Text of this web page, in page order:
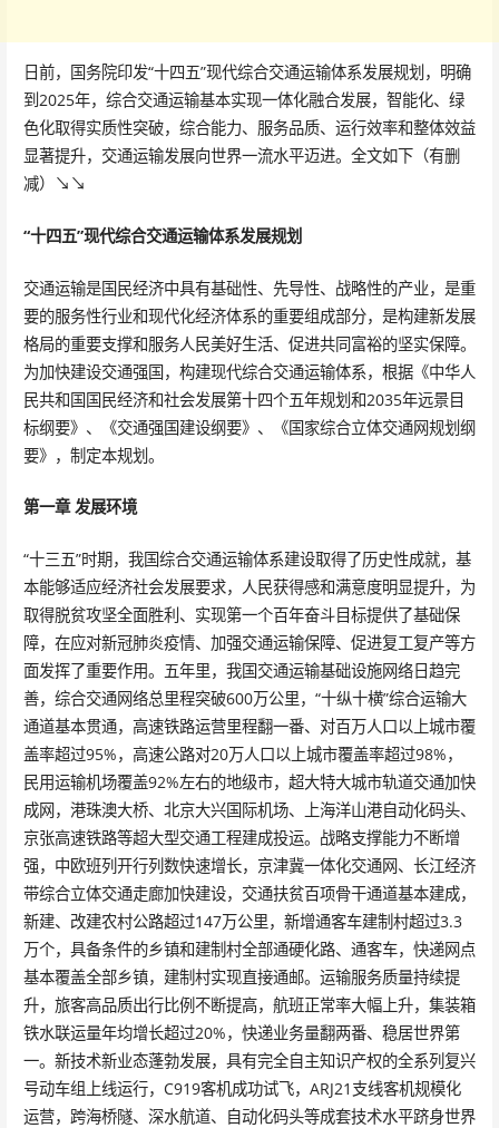
日前，国务院印发“十四五”现代综合交通运输体系发展规划，明确
到2025年，综合交通运输基本实现一体化融合发展，智能化、绿
色化取得实质性突破，综合能力、服务品质、运行效率和整体效益
显著提升，交通运输发展向世界一流水平迈进。全文如下（有删
减）↘️↘️
“十四五”现代综合交通运输体系发展规划
交通运输是国民经济中具有基础性、先导性、战略性的产业，是重
要的服务性行业和现代化经济体系的重要组成部分，是构建新发展
格局的重要支撑和服务人民美好生活、促进共同富裕的坚实保障。
为加快建设交通强国，构建现代综合交通运输体系，根据《中华人
民共和国国民经济和社会发展第十四个五年规划和2035年远景目
标纲要》、《交通强国建设纲要》、《国家综合立体交通网规划纲
要》，制定本规划。
第一章 发展环境
“十三五”时期，我国综合交通运输体系建设取得了历史性成就，基
本能够适应经济社会发展要求，人民获得感和满意度明显提升，为
取得脱贫攻坚全面胜利、实现第一个百年奋斗目标提供了基础保
障，在应对新冠肺炎疫情、加强交通运输保障、促进复工复产等方
面发挥了重要作用。五年里，我国交通运输基础设施网络日趋完
善，综合交通网络总里程突破600万公里，“十纵十横”综合运输大
通道基本贯通，高速铁路运营里程翻一番、对百万人口以上城市覆
盖率超过95%，高速公路对20万人口以上城市覆盖率超过98%，
民用运输机场覆盖92%左右的地级市，超大特大城市轨道交通加快
成网，港珠澳大桥、北京大兴国际机场、上海洋山港自动化码头、
京张高速铁路等超大型交通工程建成投运。战略支撑能力不断增
强，中欧班列开行列数快速增长，京津冀一体化交通网、长江经济
带综合立体交通走廊加快建设，交通扶贫百项骨干通道基本建成，
新建、改建农村公路超过147万公里，新增通客车建制村超过3.3
万个，具备条件的乡镇和建制村全部通硬化路、通客车，快递网点
基本覆盖全部乡镇，建制村实现直接通邮。运输服务质量持续提
升，旅客高品质出行比例不断提高，航班正常率大幅上升，集装箱
铁水联运量年均增长超过20%，快递业务量翻两番、稳居世界第
一。新技术新业态蓬勃发展，具有完全自主知识产权的全系列复兴
号动车组上线运行，C919客机成功试飞，ARJ21支线客机规模化
运营，跨海桥隧、深水航道、自动化码头等成套技术水平跻身世界